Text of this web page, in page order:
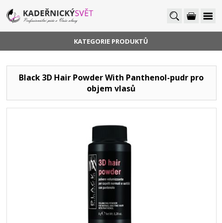
KATEGORIE PRODUKTŮ
Black 3D Hair Powder With Panthenol-pudr pro
objem vlasů